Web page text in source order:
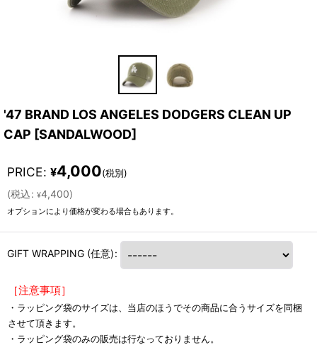
'47 BRAND LOS ANGELES DODGERS CLEAN UP
CAP [SANDALWOOD]
PRICE: ¥4,000(税別)
(税込: ¥4,400)
オプションにより価格が変わる場合もあります。
GIFT WRAPPING (任意):
［注意事項］
・ラッピング袋のサイズは、当店のほうでその商品に合うサイズを同梱
させて頂きます。
・ラッピング袋のみの販売は行なっておりません。